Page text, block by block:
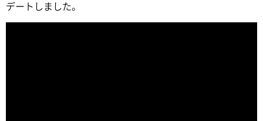
デートしました。